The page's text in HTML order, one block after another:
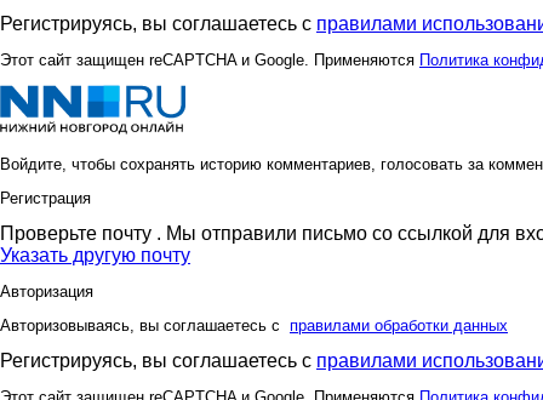
Регистрируясь, вы соглашаетесь с правилами
Этот сайт защищен reCAPTCHA и Google. Применяются Политика
Войдите, чтобы сохранять историю комментариев, голосовать за
Регистрация
Проверьте почту . Мы отправили письмо со ссылкой для
Указать другую почту
Авторизация
Авторизовываясь, вы соглашаетесь с правилами обработки данных
Регистрируясь, вы соглашаетесь с правилами